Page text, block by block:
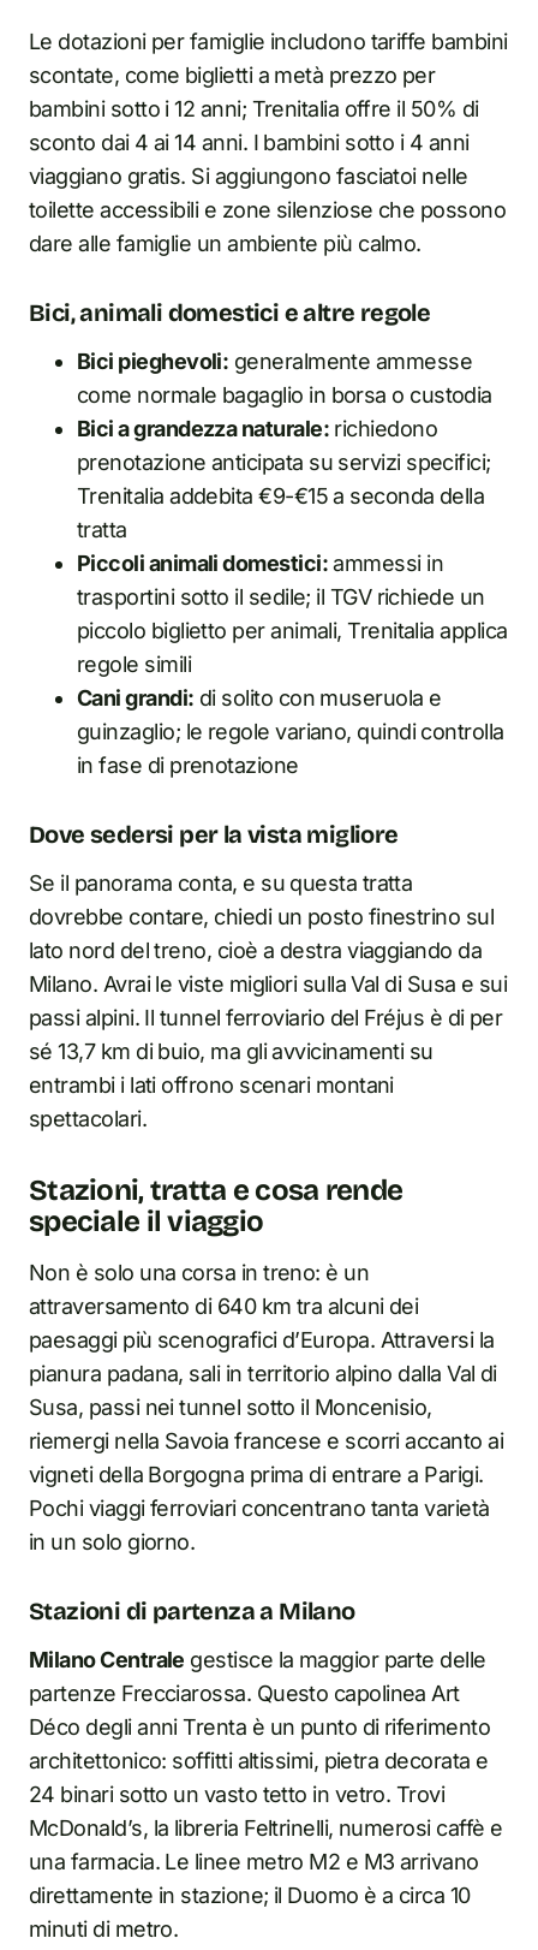
Le dotazioni per famiglie includono tariffe bambini
scontate, come biglietti a metà prezzo per
bambini sotto i 12 anni; Trenitalia offre il 50% di
sconto dai 4 ai 14 anni. I bambini sotto i 4 anni
viaggiano gratis. Si aggiungono fasciatoi nelle
toilette accessibili e zone silenziose che possono
dare alle famiglie un ambiente più calmo.
Bici, animali domestici e altre regole
Bici pieghevoli: generalmente ammesse
come normale bagaglio in borsa o custodia
Bici a grandezza naturale:richiedono
prenotazione anticipata su servizi specifici;
Trenitalia addebita €9-€15 a seconda della
tratta
Piccoli animali domestici:ammessi in
trasportini sotto il sedile; il TGV richiede un
piccolo biglietto per animali, Trenitalia applica
regole simili
Cani grandi: di solito con museruola e
guinzaglio; le regole variano, quindi controlla
in fase di prenotazione
Dove sedersi per la vista migliore
Se il panorama conta, e su questa tratta
dovrebbe contare, chiedi un posto finestrino sul
lato nord del treno, cioè a destra viaggiando da
Milano. Avrai le viste migliori sulla Val di Susa e sui
passi alpini. Il tunnel ferroviario del Fréjus è di per
sé 13,7 km di buio, ma gli avvicinamenti su
entrambi i lati offrono scenari montani
spettacolari.
Stazioni, tratta e cosa rende
speciale il viaggio
Non è solo una corsa in treno: è un
attraversamento di 640 km tra alcuni dei
paesaggi più scenografici d’Europa. Attraversi la
pianura padana, sali in territorio alpino dalla Val di
Susa, passi nei tunnel sotto il Moncenisio,
riemergi nella Savoia francese e scorri accanto ai
vigneti della Borgogna prima di entrare a Parigi.
Pochi viaggi ferroviari concentrano tanta varietà
in un solo giorno.
Stazioni di partenza a Milano
Milano Centrale gestisce la maggior parte delle
partenze Frecciarossa. Questo capolinea Art
Déco degli anni Trenta è un punto di riferimento
architettonico: soffitti altissimi, pietra decorata e
24 binari sotto un vasto tetto in vetro. Trovi
McDonald’s, la libreria Feltrinelli, numerosi caffè e
una farmacia. Le linee metro M2 e M3 arrivano
direttamente in stazione; il Duomo è a circa 10
minuti di metro.